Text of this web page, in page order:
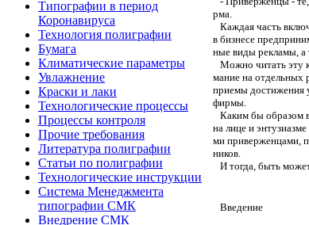
Типографии в период
Коронавируса
Технология полиграфии
Бумага
Климатические параметры
Увлажнение
Краски и лаки
Технологические процессы
Процессы контроля
Прочие требования
Литература полиграфии
Статьи по полиграфии
Технологические инструкции
Система Менеджмента
типографии СМК
Внедрение СМК
рма.
Каждая часть
в бизнесе
ные виды рекламы, а
Можно читать эту
мание на отдельных
приемы достижения
фирмы.
Каким бы образом
на лице и
ми приверженцами,
ников.
И тогда, быть
Введение